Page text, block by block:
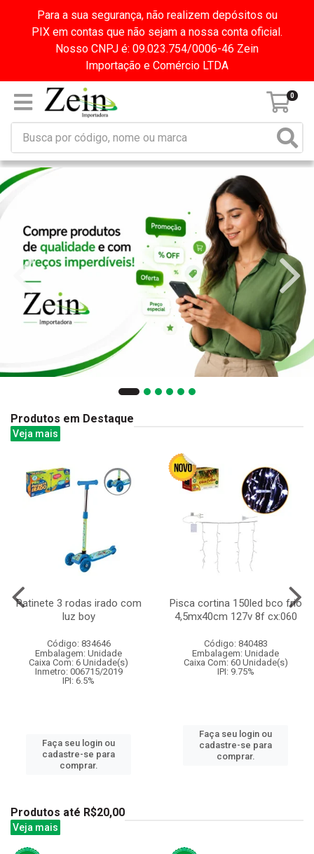
Para a sua segurança, não realizem depósitos ou
PIX em contas que não sejam a nossa conta oficial.
Nosso CNPJ é: 09.023.754/0006-46 Zein
Importação e Comércio LTDA
0
Produtos em Destaque
Veja mais
Patinete 3 rodas irado com
luz boy
Código: 834646
Embalagem: Unidade
Caixa Com: 6 Unidade(s)
Inmetro: 006715/2019
IPI: 6.5%
Faça seu login ou
cadastre-se para
comprar.
Pisca cortina 150led bco frio
4,5mx40cm 127v 8f cx:060
Código: 840483
Embalagem: Unidade
Caixa Com: 60 Unidade(s)
IPI: 9.75%
Faça seu login ou
cadastre-se para
comprar.
Produtos até R$20,00
Veja mais